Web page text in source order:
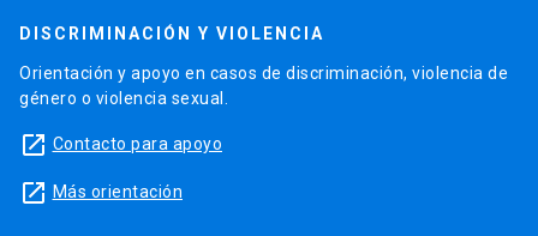
DISCRIMINACIÓN Y VIOLENCIA
Orientación y apoyo en casos de discriminación, violencia de
género o violencia sexual.
launch Contacto para apoyo
launch Más orientación